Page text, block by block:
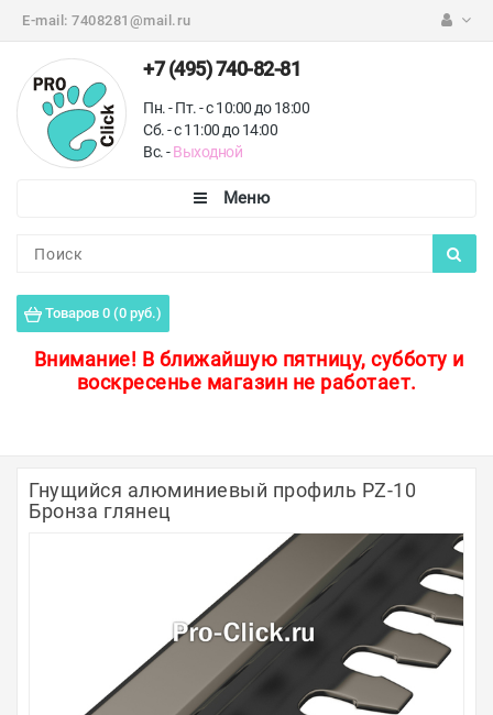
E-mail: 7408281@mail.ru
+7 (495) 740-82-81
Пн. - Пт. - с 10:00 до 18:00
Сб. - с 11:00 до 14:00
Вс. -Выходной
Товаров 0 (0 руб.)
Внимание! В ближайшую пятницу, субботу и
воскресенье магазин не работает.
Пороги для пола
Защитные уголки
Полосы из металла
Профили для стекла и SPC
Обводы для труб
Алюминиевые профили
Гнущийся алюминиевый профиль PZ-10
Бронза глянец